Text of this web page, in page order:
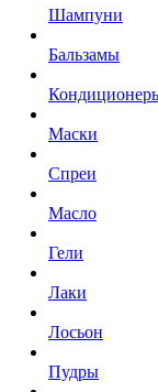
Шампуни
Бальзамы
Маски
Спреи
Масло
Гели
Лаки
Лосьон
Пудры